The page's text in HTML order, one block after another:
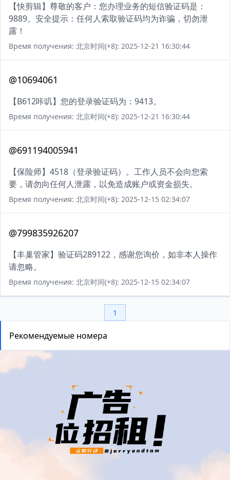
【快剪辑】尊敬的客户：您办理业务的短信验证码是：
9889。安全提示：任何人索取验证码均为诈骗，切勿泄
露！
Время получения: 北京时间(+8): 2025-12-21 16:30:44
@10694061
【B612咔叽】您的登录验证码为：9413。
Время получения: 北京时间(+8): 2025-12-21 16:30:44
@691194005941
【保险师】4518（登录验证码）。工作人员不会向您索
要，请勿向任何人泄露，以免造成账户或资金损失。
Время получения: 北京时间(+8): 2025-12-15 02:34:07
@799835926207
【丰巢管家】验证码289122，感谢您询价，如非本人操作
请忽略。
Время получения: 北京时间(+8): 2025-12-15 02:34:07
1
Рекомендуемые номера